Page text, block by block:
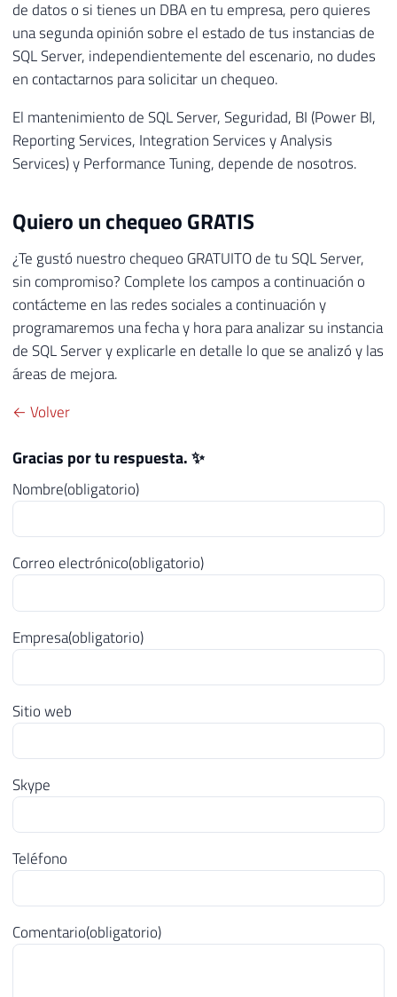
de datos o si tienes un DBA en tu empresa, pero quieres
una segunda opinión sobre el estado de tus instancias de
SQL Server, independientemente del escenario, no dudes
en contactarnos para solicitar un chequeo.
El mantenimiento de SQL Server, Seguridad, BI (Power BI,
Reporting Services, Integration Services y Analysis
Services) y Performance Tuning, depende de nosotros.
Quiero un chequeo GRATIS
¿Te gustó nuestro chequeo GRATUITO de tu SQL Server,
sin compromiso? Complete los campos a continuación o
contácteme en las redes sociales a continuación y
programaremos una fecha y hora para analizar su instancia
de SQL Server y explicarle en detalle lo que se analizó y las
áreas de mejora.
← Volver
Gracias por tu respuesta. ✨
Nombre(obligatorio)
Correo electrónico(obligatorio)
Empresa(obligatorio)
Sitio web
Skype
Teléfono
Comentario(obligatorio)